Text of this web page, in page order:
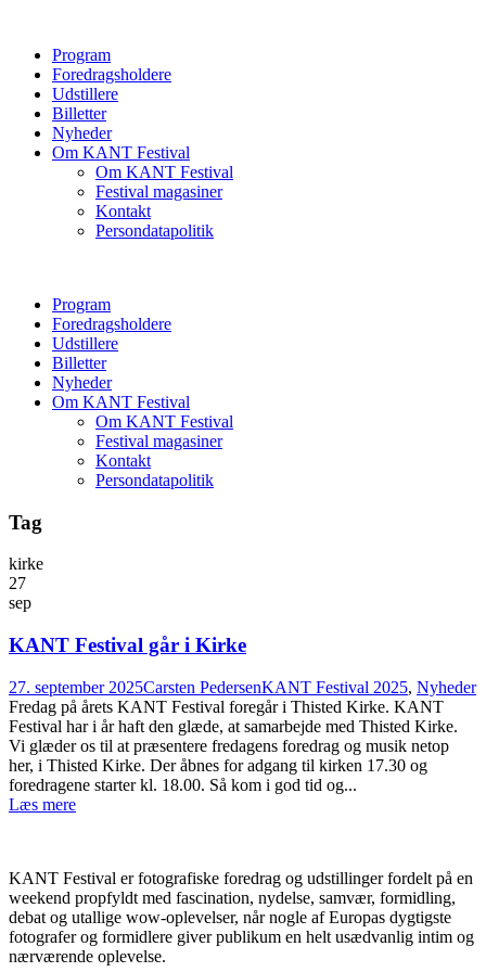
Program
Foredragsholdere
Udstillere
Billetter
Nyheder
Om KANT Festival
Om KANT Festival
Festival magasiner
Kontakt
Persondatapolitik
Program
Foredragsholdere
Udstillere
Billetter
Nyheder
Om KANT Festival
Om KANT Festival
Festival magasiner
Kontakt
Persondatapolitik
Tag
kirke
27
sep
KANT Festival går i Kirke
27. september 2025Carsten PedersenKANT Festival 2025, Nyheder
Fredag på årets KANT Festival foregår i Thisted Kirke. KANT
Festival har i år haft den glæde, at samarbejde med Thisted Kirke.
Vi glæder os til at præsentere fredagens foredrag og musik netop
her, i Thisted Kirke. Der åbnes for adgang til kirken 17.30 og
foredragene starter kl. 18.00. Så kom i god tid og...
Læs mere
KANT Festival er fotografiske foredrag og udstillinger fordelt på en
weekend propfyldt med fascination, nydelse, samvær, formidling,
debat og utallige wow-oplevelser, når nogle af Europas dygtigste
fotografer og formidlere giver publikum en helt usædvanlig intim og
nærværende oplevelse.